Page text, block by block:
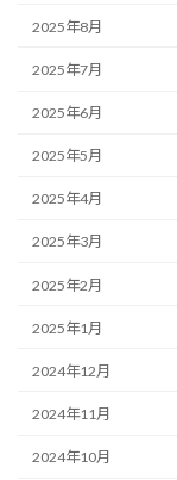
2025年8月
2025年7月
2025年6月
2025年5月
2025年4月
2025年3月
2025年2月
2025年1月
2024年12月
2024年11月
2024年10月